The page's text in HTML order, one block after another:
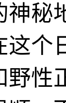
神秘
这个
野性